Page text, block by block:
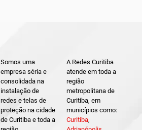
Somos uma
empresa séria e
consolidada na
instalação de
redes e telas de
proteção na cidade
de Curitiba e toda a
A Redes Curitiba
atende em toda a
região
metropolitana de
Curitiba, em
municípios como:
Curitiba,